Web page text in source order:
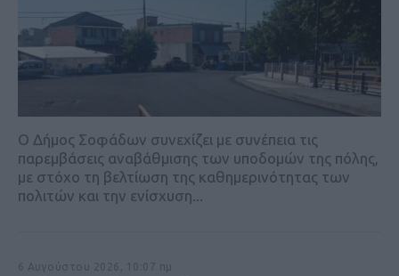
Ο Δήμος Σοφάδων συνεχίζει με συνέπεια τις
παρεμβάσεις αναβάθμισης των υποδομών της πόλης,
με στόχο τη βελτίωση της καθημερινότητας των
πολιτών και την ενίσχυση...